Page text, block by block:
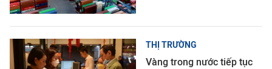
THỊ TRƯỜNG
Vàng trong nước tiếp tục